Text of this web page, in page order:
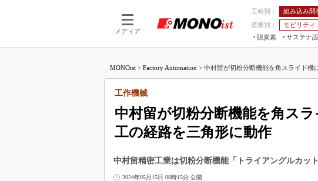
メディア
工程別： 組み込み開
産業別：
モビリティ
脱炭素
サステナ
つながる工場AI×設備保全
MONOist > Factory Automation > 中村留が切粉分断機能を角スライド機
中村留が切粉分断機能を角ス
工の経路を三角形に動作
工作機械
中村留精密工業は切粉分断機能「トライアングルカッ
2024年05月15日 08時15分 公開